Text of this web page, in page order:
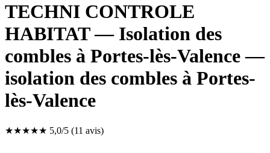
TECHNI CONTROLE
HABITAT — Isolation des
combles à Portes-lès-Valence —
isolation des combles à Portes-
lès-Valence
★★★★★ 5,0/5 (11 avis)